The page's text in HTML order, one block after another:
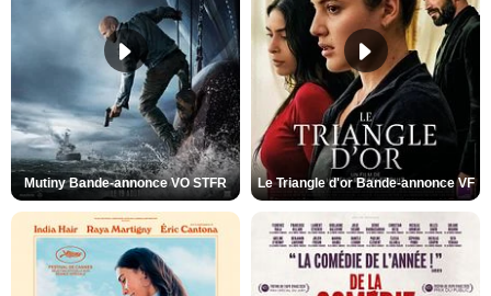
Mutiny Bande-annonce VO STFR Le Triangle d'or Bande-annonce VF